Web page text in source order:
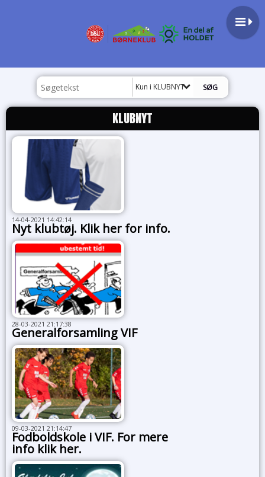
Kun i KLUBNYT
KLUBNYT
14-04-2021 14:42:14
Nyt klubtøj. Klik her for info.
28-03-2021 21:17:38
Generalforsamling VIF
09-03-2021 21:14:47
Fodboldskole i VIF. For mere
info klik her.